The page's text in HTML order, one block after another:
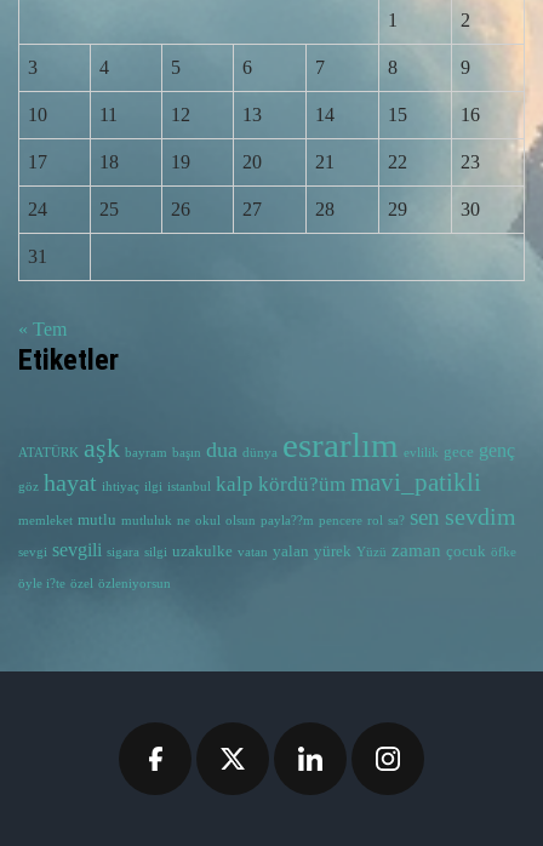
1 2
3 4 5 6 7 8 9
10 11 12 13 14 15 16
17 18 19 20 21 22 23
24 25 26 27 28 29 30
31
« Tem
Etiketler
ATATÜRK aşk bayram başın dua dünya esrarlım evlilik gece genç
göz hayat ihtiyaç ilgi istanbul kalp kördü?üm mavi_patikli
memleket mutlu mutluluk ne okul olsun payla??m pencere rol sa? sen sevdim
sevgi sevgili sigara silgi uzakulke vatan yalan yürek Yüzü zaman çocuk öfke
öyle i?te özel özleniyorsun